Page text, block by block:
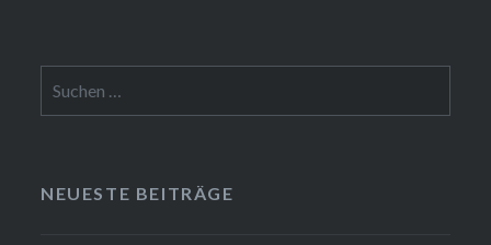
nach:
NEUESTE BEITRÄGE